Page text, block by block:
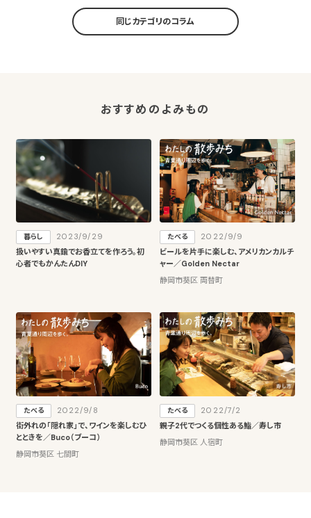
同じカテゴリのコラム
おすすめのよみもの
暮らし
2023/9/29
扱いやすい真鍮でお香立てを作ろう。初
心者でもかんたんDIY
たべる
2022/9/9
ビールを片手に楽しむ、アメリカンカルチ
ャー／Golden Nectar
静岡市葵区 両替町
たべる
2022/9/8
街外れの「隠れ家」で、ワインを楽しむひ
とときを／Buco（ブーコ）
静岡市葵区 七間町
たべる
2022/7/2
親子2代でつくる個性ある鮨／寿し市
静岡市葵区 人宿町